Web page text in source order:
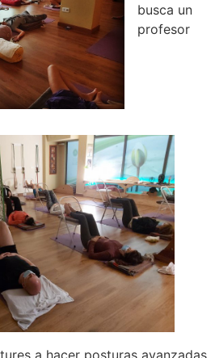
busca un
profesor
a hacer posturas avanzadas